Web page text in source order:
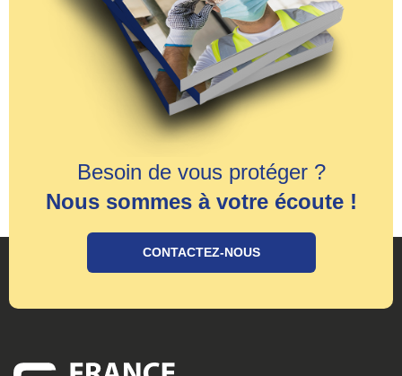
Besoin de vous protéger ?
Nous sommes à votre écoute !
CONTACTEZ-NOUS